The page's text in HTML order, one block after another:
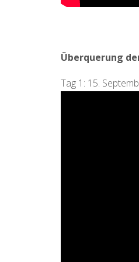
Überquerung
Tag 1: 15.